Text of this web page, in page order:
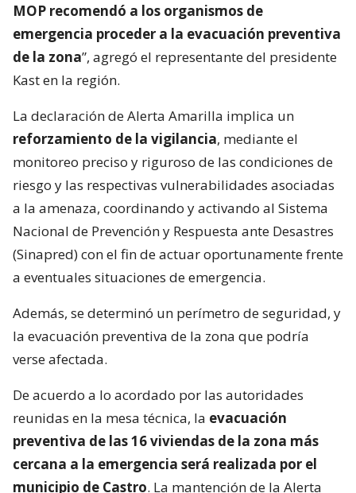
MOP recomendó a los organismos de
emergencia proceder a la evacuación preventiva
de la zona”, agregó el representante del presidente
Kast en la región.
La declaración de Alerta Amarilla implica un
reforzamiento de la vigilancia, mediante el
monitoreo preciso y riguroso de las condiciones de
riesgo y las respectivas vulnerabilidades asociadas
a la amenaza, coordinando y activando al Sistema
Nacional de Prevención y Respuesta ante Desastres
(Sinapred) con el fin de actuar oportunamente frente
a eventuales situaciones de emergencia.
Además, se determinó un perímetro de seguridad, y
la evacuación preventiva de la zona que podría
verse afectada.
De acuerdo a lo acordado por las autoridades
reunidas en la mesa técnica, la evacuación
preventiva de las 16 viviendas de la zona más
cercana a la emergencia será realizada por el
municipio de Castro. La mantención de la Alerta